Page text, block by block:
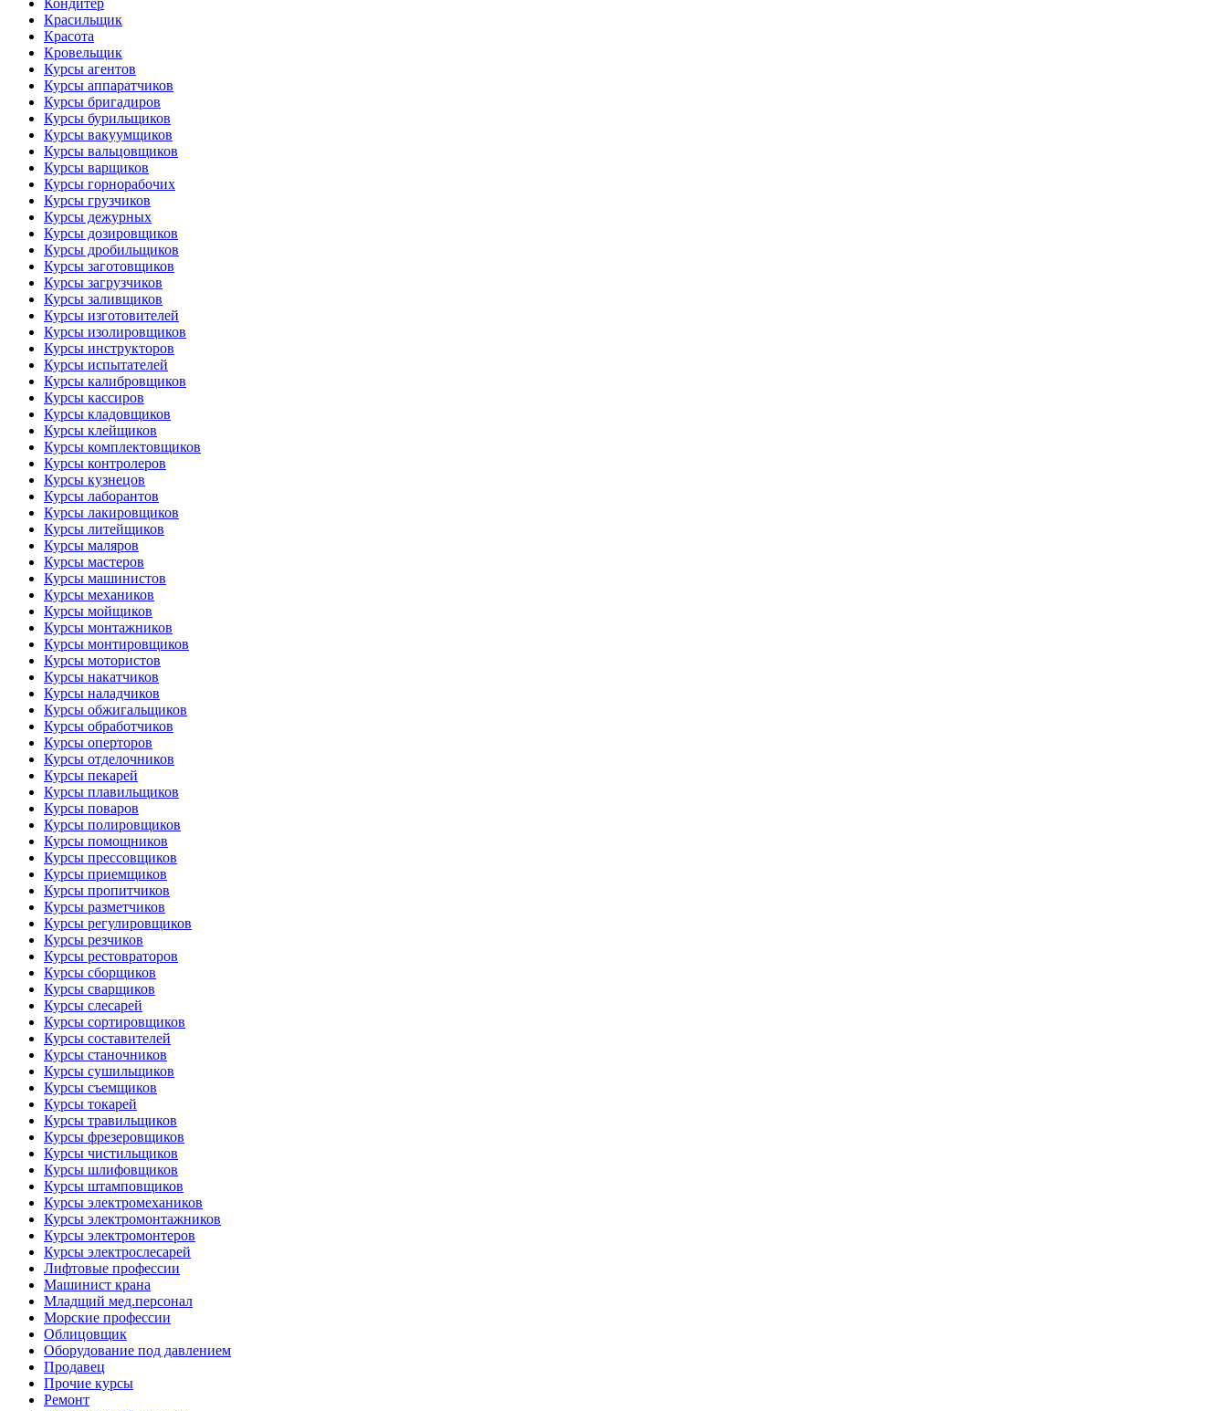
Кондитер
Красильщик
Красота
Кровельщик
Курсы агентов
Курсы аппаратчиков
Курсы бригадиров
Курсы бурильщиков
Курсы вакуумщиков
Курсы вальцовщиков
Курсы варщиков
Курсы горнорабочих
Курсы грузчиков
Курсы дежурных
Курсы дозировщиков
Курсы дробильщиков
Курсы заготовщиков
Курсы загрузчиков
Курсы заливщиков
Курсы изготовителей
Курсы изолировщиков
Курсы инструкторов
Курсы испытателей
Курсы калибровщиков
Курсы кассиров
Курсы кладовщиков
Курсы клейщиков
Курсы комплектовщиков
Курсы контролеров
Курсы кузнецов
Курсы лаборантов
Курсы лакировщиков
Курсы литейщиков
Курсы маляров
Курсы мастеров
Курсы машинистов
Курсы механиков
Курсы мойщиков
Курсы монтажников
Курсы монтировщиков
Курсы мотористов
Курсы накатчиков
Курсы наладчиков
Курсы обжигальщиков
Курсы обработчиков
Курсы оперторов
Курсы отделочников
Курсы пекарей
Курсы плавильщиков
Курсы поваров
Курсы полировщиков
Курсы помощников
Курсы прессовщиков
Курсы приемщиков
Курсы пропитчиков
Курсы разметчиков
Курсы регулировщиков
Курсы резчиков
Курсы рестовраторов
Курсы сборщиков
Курсы сварщиков
Курсы слесарей
Курсы сортировщиков
Курсы составителей
Курсы станочников
Курсы сушильщиков
Курсы съемщиков
Курсы токарей
Курсы травильщиков
Курсы фрезеровщиков
Курсы чистильщиков
Курсы шлифовщиков
Курсы штамповщиков
Курсы электромехаников
Курсы электромонтажников
Курсы электромонтеров
Курсы электрослесарей
Лифтовые профессии
Машинист крана
Младщий мед.персонал
Морские профессии
Облицовщик
Оборудование под давлением
Продавец
Прочие курсы
Ремонт